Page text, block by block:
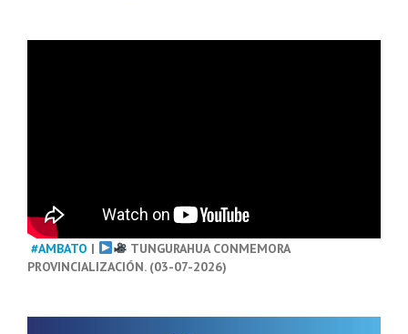
#AMBATO |
TUNGURAHUA CONMEMORA
PROVINCIALIZACIÓN. (03-07-2026)